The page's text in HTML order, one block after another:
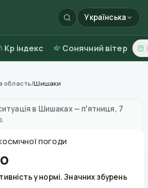
Українська
Kp індекс Сонячний вітер
область/Шишаки
в Шишаках— пʼятниця, 7
ПОГОДИ
у нормі. Значних збурень